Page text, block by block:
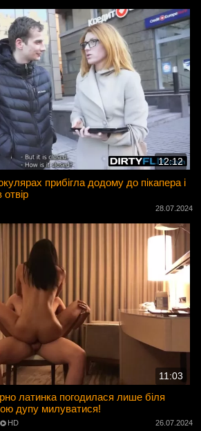
12:12
прибігла додому до пікапера і
28.07.2024
11:03
латинка погодилася лише біля
дупу милуватися!
HD 26.07.2024